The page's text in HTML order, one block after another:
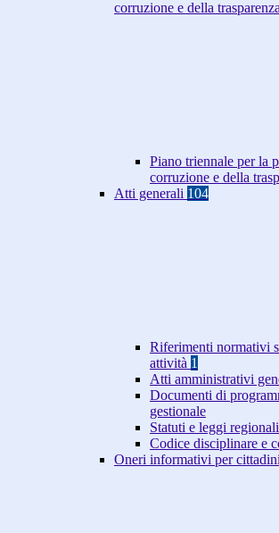
corruzione e della trasparenza
Piano triennale per la
corruzione e della
Atti generali 104
Riferimenti normativi
attività 1
Atti amministrativi
Documenti di
gestionale
Statuti e leggi regionali
Codice disciplinare e
Oneri informativi per